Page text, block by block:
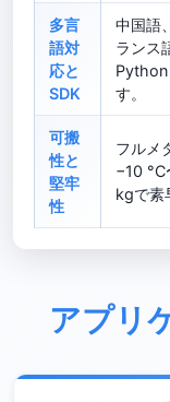
多言
語対
応と
SDK
中国語
ランス
Python
す。
可搬
性と
堅牢
性
フルメ
−10 °C
kgで素
アプリ